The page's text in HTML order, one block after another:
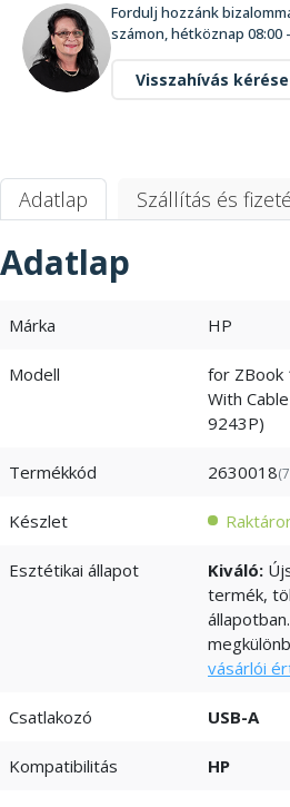
Fordulj hozzánk
számon, hétköznap
Visszahívás kérése
Adatlap Szállítás és
Adatlap
Márka HP
Modell
for ZBook
With
9243P)
Termékkód 2630018
Készlet
Esztétikai állapot Kiváló:
termék,
vásárlói
Csatlakozó USB-A
Kompatibilitás HP